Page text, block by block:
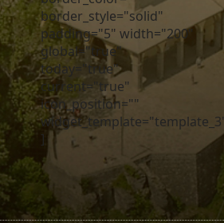
border_style="solid"
padding="5" width="200"
global="true"
today="true"
current="true"
icon_position=""
]